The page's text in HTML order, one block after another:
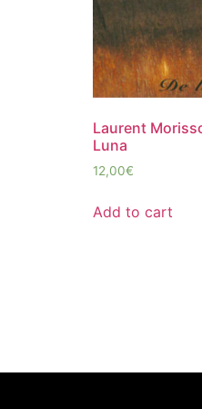
Laurent
Luna
12,00€
Add to cart